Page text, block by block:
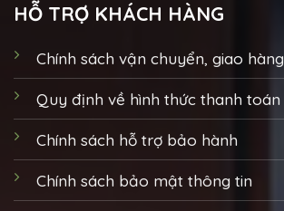
HỖ TRỢ KHÁCH HÀNG
Chính sách vận chuyển, giao hàng
Quy định về hình thức thanh toán
Chính sách hỗ trợ bảo hành
Chính sách bảo mật thông tin